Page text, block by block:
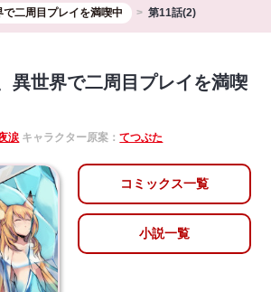
二周目プレイを満喫中
第11話(2)
異世界で二周目プレイを満喫
涙 キャラクター原案：てつぶた
コミックス一覧
小説一覧